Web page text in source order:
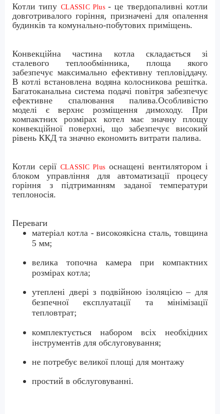
Котли типу CLASSIC Plus- це твердопаливні котли
довготривалого горіння, призначені для опалення
будинків та комунально-побутових приміщень.
Конвекційна частина котла складається зі
сталевого теплообмінника, площа якого
забезпечує максимально ефективну тепловіддачу.
В котлі встановлена водяна колосникова решітка.
Багатоканальна система подачі повітря забезпечує
ефективне спалювання палива.Особливістю
моделі є верхнє розміщення димоходу. При
компактних розмірах котел має значну площу
конвекційної поверхні, що забезпечує високий
рівень ККД та значно економить витрати палива.
Котли серіїCLASSIC Plusоснащені вентилятором і
блоком управління для автоматизації процесу
горіння з підтриманням заданої температури
теплоносія.
Переваги
матеріал котла - високоякісна сталь, товщина
5 мм;
велика топочна камера при компактних
розмірах котла;
утеплені двері з подвійною ізоляцією – для
безпечної експлуатації та мінімізації
тепловтрат;
комплектується набором всіх необхідних
інструментів для обслуговування;
не потребує великої площі для монтажу
простий в обслуговуванні.